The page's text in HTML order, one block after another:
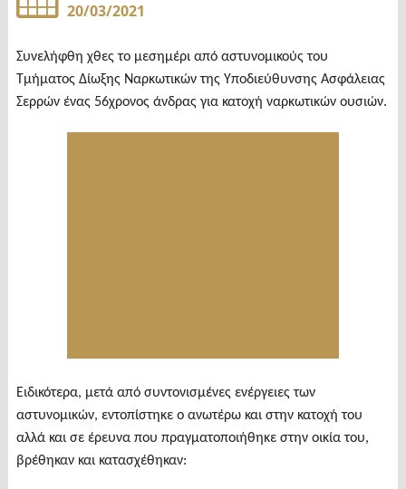
20/03/2021
Συνελήφθη χθες το μεσημέρι από αστυνομικούς του
Τμήματος Δίωξης Ναρκωτικών της Υποδιεύθυνσης Ασφάλειας
Σερρών ένας 56χρονος άνδρας για κατοχή ναρκωτικών ουσιών.
Ειδικότερα, μετά από συντονισμένες ενέργειες των
αστυνομικών, εντοπίστηκε ο ανωτέρω και στην κατοχή του
αλλά και σε έρευνα που πραγματοποιήθηκε στην οικία του,
βρέθηκαν και κατασχέθηκαν: